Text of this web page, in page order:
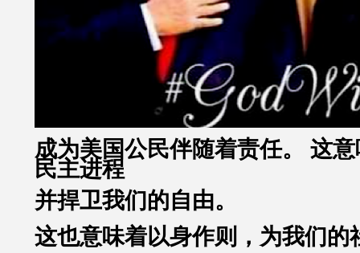
成为美国公民伴随着责任。 这
民主进程
并捍卫我们的自由。
这也意味着以身作则，为我们的